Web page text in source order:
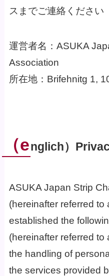
スまでご連絡ください
運営者名：ASUKA
Association
所在地：Brifehnitg 1,
（englich）
ASUKA Japan Strip
(hereinafter referred to
established the
(hereinafter referred to
the handling of
the services provided